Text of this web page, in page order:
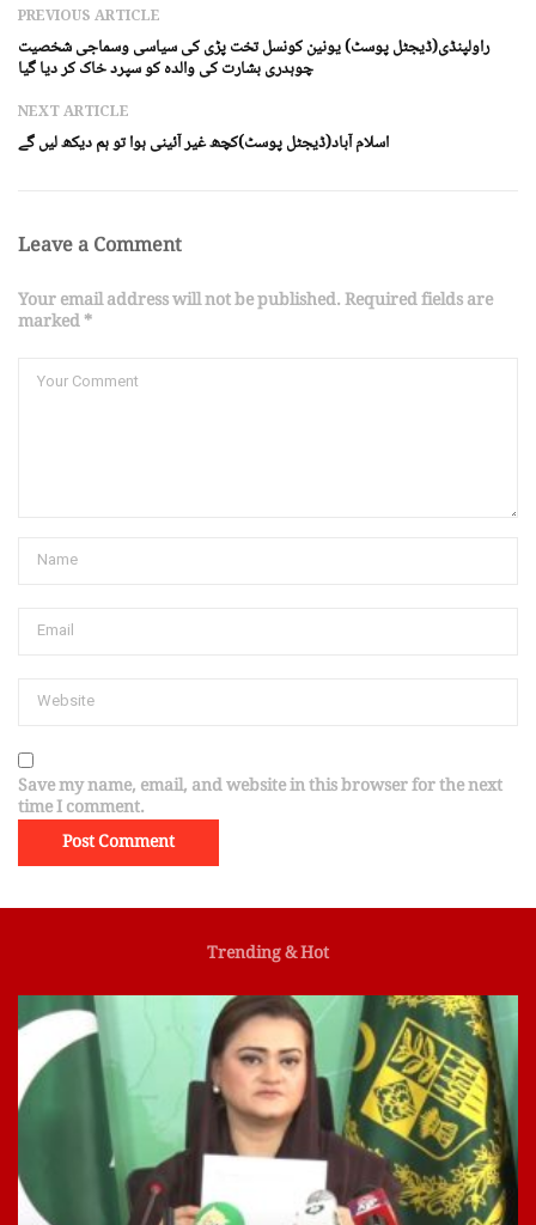
PREVIOUS ARTICLE
راولپنڈی(ڈیجٹل پوسٹ) یونین کونسل تخت پڑی کی سیاسی وسماجی شخصیت
چوہدری بشارت کی والدہ کو سپرد خاک کر دیا گیا
NEXT ARTICLE
اسلام آباد(ڈیجٹل پوسٹ)کچھ غیر آئینی ہوا تو ہم دیکھ لیں گے
Leave a Comment
Your email address will not be published. Required fields are
marked *
Save my name, email, and website in this browser for the next
time I comment.
Trending & Hot